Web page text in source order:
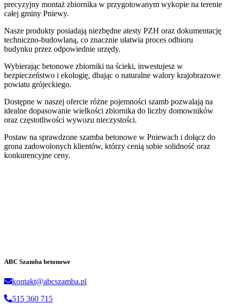
precyzyjny montaż zbiornika w przygotowanym wykopie na terenie
całej gminy Pniewy.
Nasze produkty posiadają niezbędne atesty PZH oraz dokumentację
techniczno-budowlaną, co znacznie ułatwia proces odbioru
budynku przez odpowiednie urzędy.
Wybierając betonowe zbiorniki na ścieki, inwestujesz w
bezpieczeństwo i ekologię, dbając o naturalne walory krajobrazowe
powiatu grójeckiego.
Dostępne w naszej ofercie różne pojemności szamb pozwalają na
idealne dopasowanie wielkości zbiornika do liczby domowników
oraz częstotliwości wywozu nieczystości.
Postaw na sprawdzone szamba betonowe w Pniewach i dołącz do
grona zadowolonych klientów, którzy cenią sobie solidność oraz
konkurencyjne ceny.
ABC Szamba betonowe
kontakt@abcszamba.pl
515 360 715